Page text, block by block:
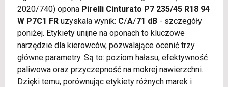
2020/740) opona Pirelli Cinturato P7 235/45 R18 94
W P7C1 FRuzyskała wynik: C/A/71 dB- szczegóły
poniżej. Etykiety unijne na oponach to kluczowe
narzędzie dla kierowców, pozwalające ocenić trzy
główne parametry. Są to: poziom hałasu, efektywność
paliwowa oraz przyczepność na mokrej nawierzchni.
Dzięki temu, porównując etykiety różnych marek i